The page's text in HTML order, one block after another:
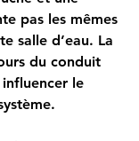
pas les mêmes
salle d’eau. La
du conduit
le